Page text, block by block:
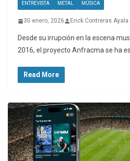
ENTREVISTA METAL MÚSICA
30 enero, 2026 Erick Contreras Ayala
Desde su irrupción en la escena
2016, el proyecto Anfracma se ha
Read More